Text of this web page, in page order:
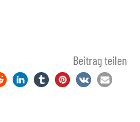
Beitrag teilen